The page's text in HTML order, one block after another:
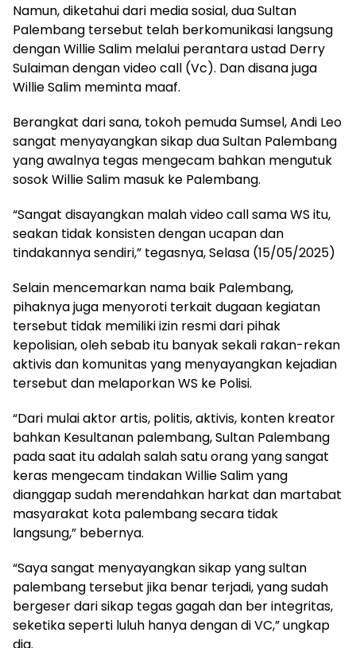
Namun, diketahui dari media sosial, dua Sultan
Palembang tersebut telah berkomunikasi langsung
dengan Willie Salim melalui perantara ustad Derry
Sulaiman dengan video call (Vc). Dan disana juga
Willie Salim meminta maaf.
Berangkat dari sana, tokoh pemuda Sumsel, Andi Leo
sangat menyayangkan sikap dua Sultan Palembang
yang awalnya tegas mengecam bahkan mengutuk
sosok Willie Salim masuk ke Palembang.
“Sangat disayangkan malah video call sama WS itu,
seakan tidak konsisten dengan ucapan dan
tindakannya sendiri,” tegasnya, Selasa (15/05/2025)
Selain mencemarkan nama baik Palembang,
pihaknya juga menyoroti terkait dugaan kegiatan
tersebut tidak memiliki izin resmi dari pihak
kepolisian, oleh sebab itu banyak sekali rakan-rekan
aktivis dan komunitas yang menyayangkan kejadian
tersebut dan melaporkan WS ke Polisi.
“Dari mulai aktor artis, politis, aktivis, konten kreator
bahkan Kesultanan palembang, Sultan Palembang
pada saat itu adalah salah satu orang yang sangat
keras mengecam tindakan Willie Salim yang
dianggap sudah merendahkan harkat dan martabat
masyarakat kota palembang secara tidak
langsung,” bebernya.
“Saya sangat menyayangkan sikap yang sultan
palembang tersebut jika benar terjadi, yang sudah
bergeser dari sikap tegas gagah dan ber integritas,
seketika seperti luluh hanya dengan di VC,” ungkap
dia.